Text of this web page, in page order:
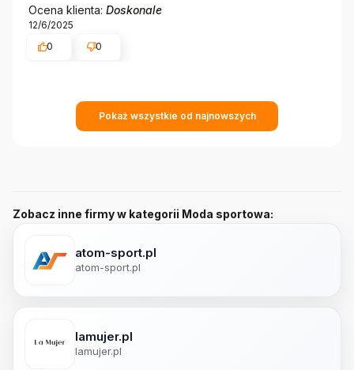
Ocena klienta: Doskonale
12/6/2025
0
0
Pokaż wszystkie od najnowszych
Zobacz inne firmy w kategorii Moda sportowa:
atom-sport.pl
atom-sport.pl
lamujer.pl
lamujer.pl